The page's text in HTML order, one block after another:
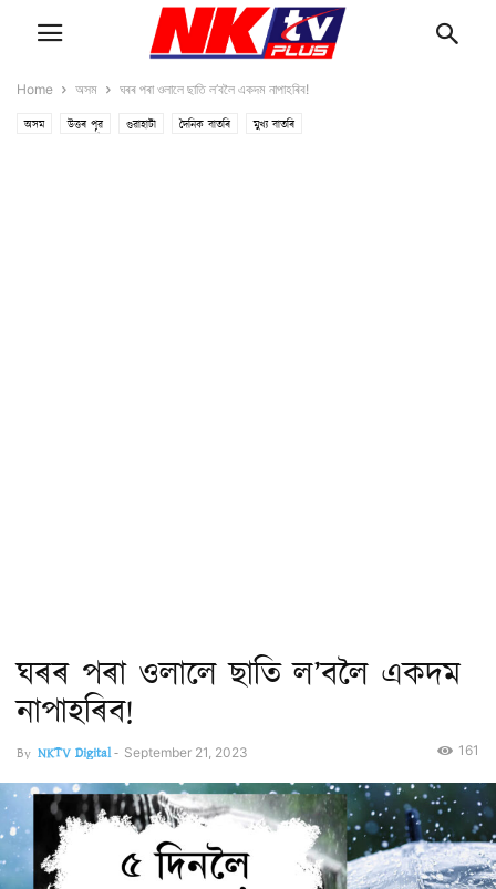
Home অসম ঘৰৰ পৰা ওলালে ছাতি ল’বলৈ একদম নাপাহৰিব!
অসম উত্তৰ পূৱ গুৱাহাটী দৈনিক বাতৰি মুখ্য বাতৰি
ঘৰৰ পৰা ওলালে ছাতি ল’বলৈ একদম
নাপাহৰিব!
By NKTV Digital- September 21, 2023 161